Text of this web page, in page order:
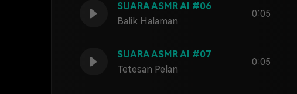
SUARA ASMR AI #06
Balik Halaman
0:05
SUARA ASMR AI #07
Tetesan Pelan
0:05